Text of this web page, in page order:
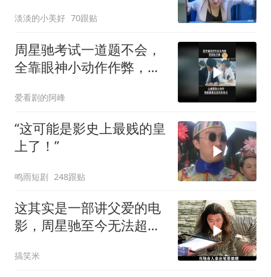
淡淡的小美好 70跟贴
周星驰考试一道题不会，
全靠眼神小动作作弊，笑
爱看剧的阿峰
“这可能是影史上最贱的皇
上了！”
鸣雨短剧 248跟贴
这其实是一部讲父爱的电
影，周星驰至今无法超越
搞笑米